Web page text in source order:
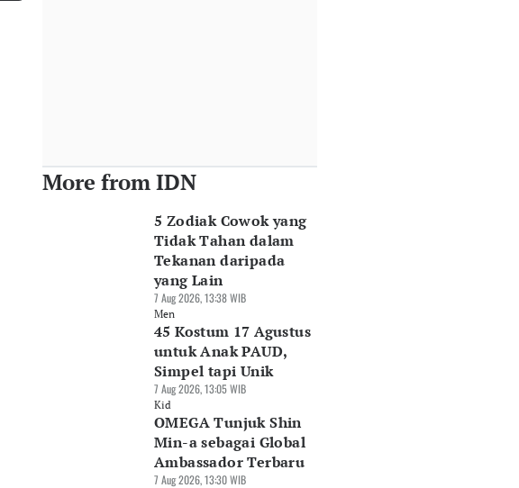
More from IDN
5 Zodiak Cowok yang
Tidak Tahan dalam
Tekanan daripada
yang Lain
7 Aug 2026, 13:38 WIB
Men
45 Kostum 17 Agustus
untuk Anak PAUD,
Simpel tapi Unik
7 Aug 2026, 13:05 WIB
Kid
OMEGA Tunjuk Shin
Min-a sebagai Global
Ambassador Terbaru
7 Aug 2026, 13:30 WIB